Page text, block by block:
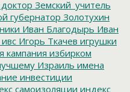
Земский_учитель
губернатор Золотухин
Иван Благодырь Иван
ивс Игорь Ткачев игрушки
кампания избирком
Израиль имена
инвестиции
самоизоляции индекс